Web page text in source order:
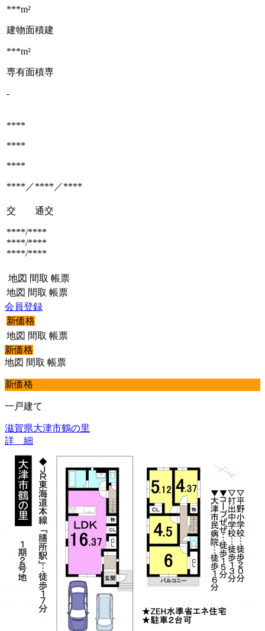
***m²
建物面積建
***m²
専有面積専
-
****
****
****
****／****／****
交 通交
****/****
****/****
****/****
地図 間取 帳票
地図 間取 帳票
会員登録
新価格
地図 間取 帳票
新価格
地図 間取 帳票
新価格
一戸建て
滋賀県大津市鶴の里
詳 細